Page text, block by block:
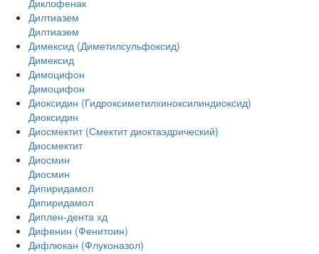
Диклофенак
Дилтиазем
Дилтиазем
Димексид (Диметилсульфоксид)
Димексид
Димоцифон
Димоцифон
Диоксидин (Гидроксиметилхиноксилиндиоксид)
Диоксидин
Диосмектит (Смектит диоктаэдрический)
Диосмектит
Диосмин
Диосмин
Дипиридамол
Дипиридамол
Диплен-дента хд
Дифенин (Фенитоин)
Дифлюкан (Флуконазол)